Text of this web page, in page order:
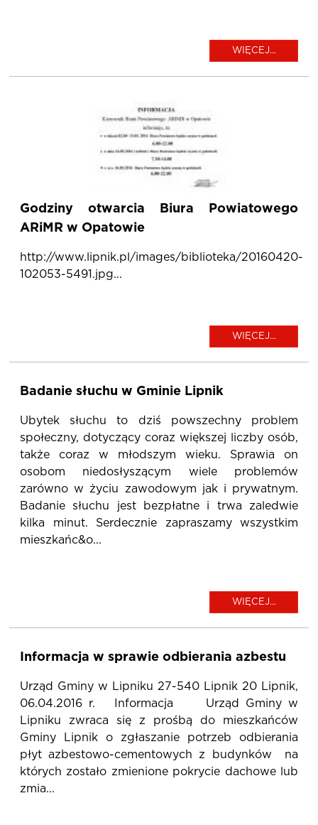
WIĘCEJ...
Godziny otwarcia Biura Powiatowego
ARiMR w Opatowie
http://www.lipnik.pl/images/biblioteka/20160420-
102053-5491.jpg...
WIĘCEJ...
Badanie słuchu w Gminie Lipnik
Ubytek słuchu to dziś powszechny problem
społeczny, dotyczący coraz większej liczby osób,
także coraz w młodszym wieku. Sprawia on
osobom niedosłyszącym wiele problemów
zarówno w życiu zawodowym jak i prywatnym.
Badanie słuchu jest bezpłatne i trwa zaledwie
kilka minut. Serdecznie zapraszamy wszystkim
mieszkańc&o...
WIĘCEJ...
Informacja w sprawie odbierania azbestu
Urząd Gminy w Lipniku 27-540 Lipnik 20 Lipnik,
06.04.2016 r. Informacja Urząd Gminy w
Lipniku zwraca się z prośbą do mieszkańców
Gminy Lipnik o zgłaszanie potrzeb odbierania
płyt azbestowo-cementowych z budynków na
których zostało zmienione pokrycie dachowe lub
zmia...